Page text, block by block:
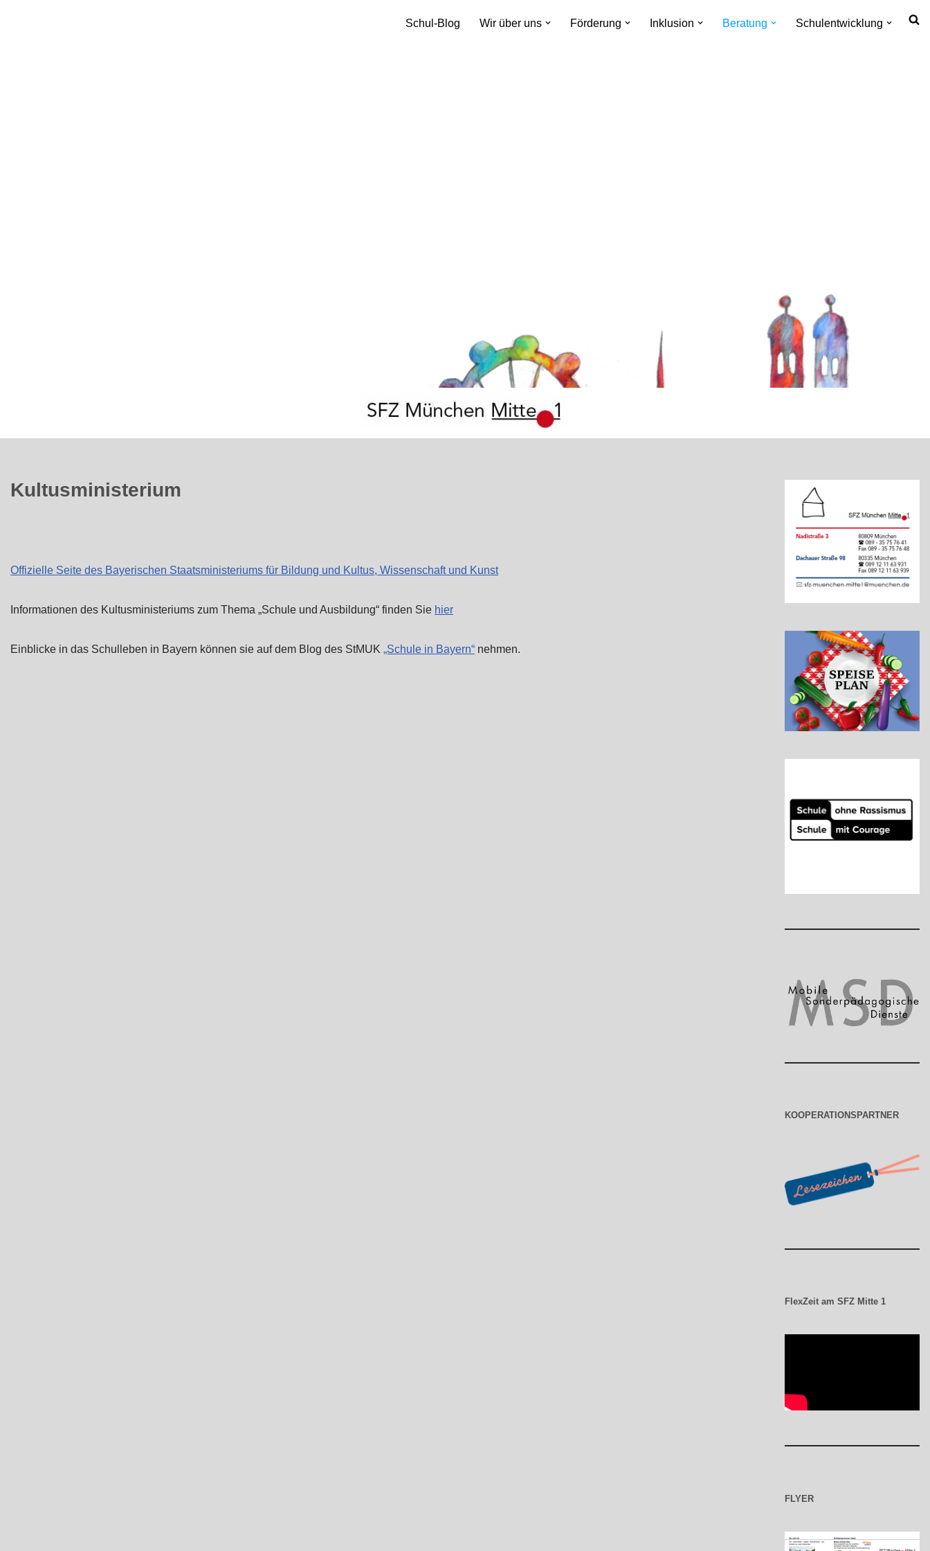
Schul-Blog Wir über uns Förderung Inklusion Beratung Schulentwicklung
Kultusministerium
Offizielle Seite des Bayerischen Staatsministeriums für Bildung und Kultus, Wissenschaft und Kunst
Informationen des Kultusministeriums zum Thema „Schule und Ausbildung“ finden Sie hier
Einblicke in das Schulleben in Bayern können sie auf dem Blog des StMUK „Schule in Bayern“ nehmen.
KOOPERATIONSPARTNER
FlexZeit am SFZ Mitte 1
FLYER